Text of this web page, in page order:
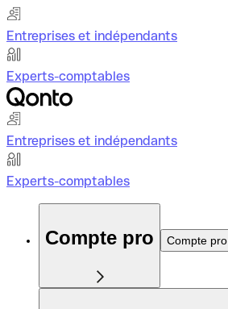
Entreprises et indépendants
Experts-comptables
Entreprises et indépendants
Experts-comptables
Compte pro Compte pro